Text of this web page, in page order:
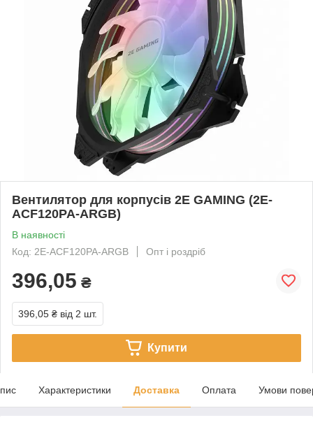
Вентилятор для корпусів 2E GAMING (2E-
ACF120PA-ARGB)
В наявності
Код: 2E-ACF120PA-ARGB
Опт і роздріб
396,05 ₴
396,05 ₴ від 2 шт.
Купити
Характеристики Доставка Оплата Умови